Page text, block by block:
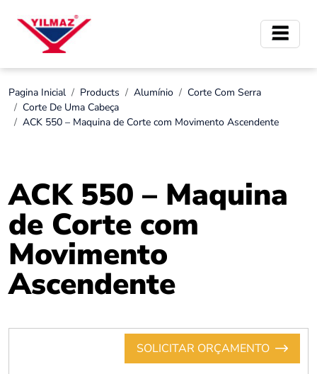
Pagina Inicial Products Alumínio
Corte Com Serra
Corte De Uma Cabeça
ACK 550 – Maquina de Corte com Movimento Ascendente
ACK 550 – Maquina
de Corte com
Movimento
Ascendente
SOLICITAR ORÇAMENTO